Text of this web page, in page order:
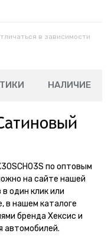
в зависимости
НАЛИЧИЕ
по оптовым
на сайте нашей
один клик или
в нашем каталоге
бренда Хексис и
автомобилей.